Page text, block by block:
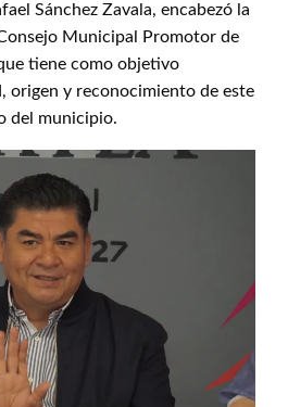
Sánchez Zavala, encabezó la
Municipal Promotor de
tiene como objetivo
origen y reconocimiento de este
del municipio.